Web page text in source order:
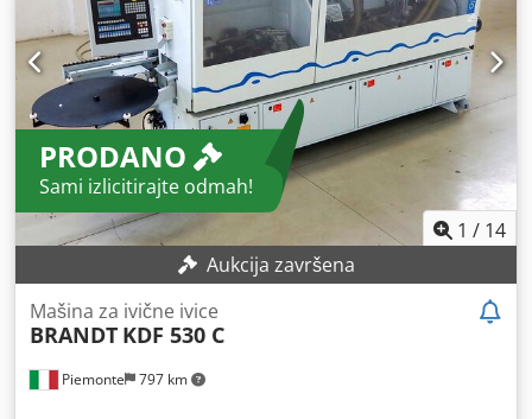
PRODANO
Sami izlicitirajte odmah!
1 / 14
Aukcija završena
Piemonte 797 km
Mašina za ivične ivice
BRANDT KDF 530 C